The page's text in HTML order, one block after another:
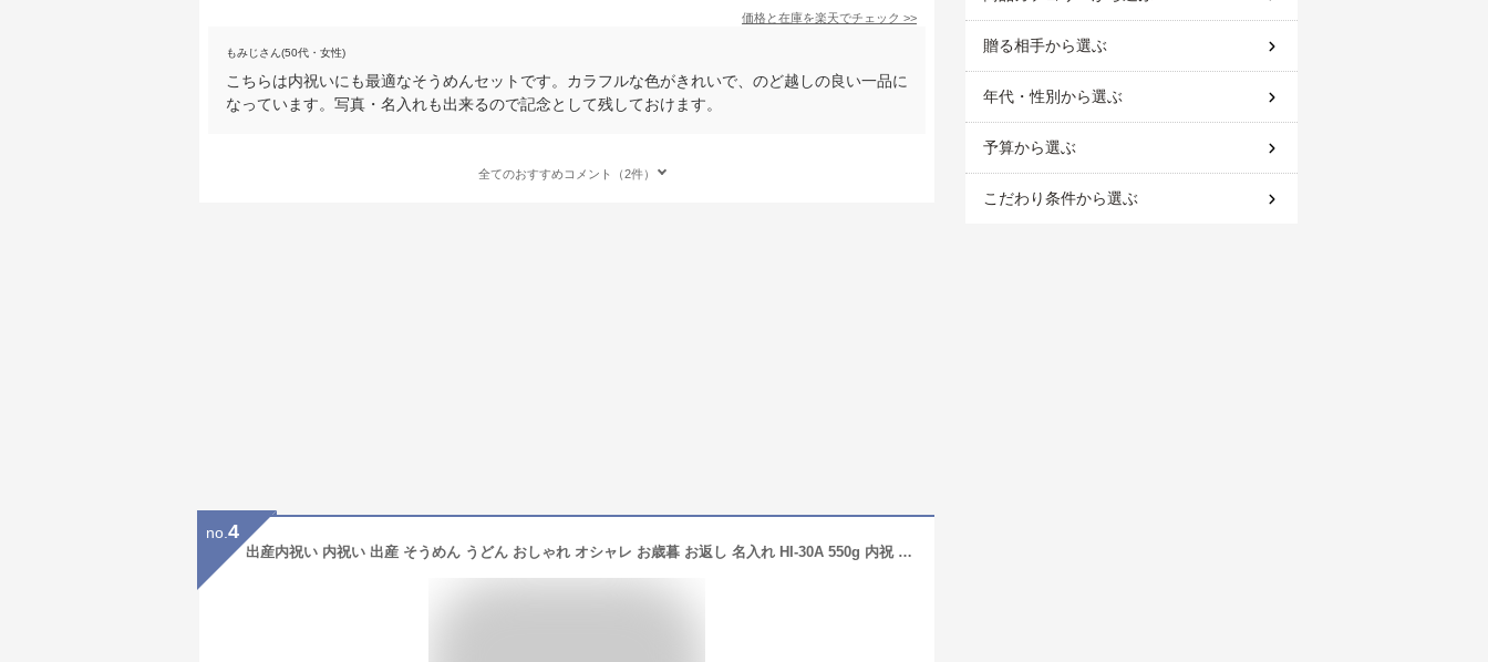
価格と在庫を楽天でチェック >>
もみじさん(50代・女性)
こちらは内祝いにも最適なそうめんセットです。カラフルな色がきれいで、のど越しの良い一品に
なっています。写真・名入れも出来るので記念として残しておけます。
全てのおすすめコメント（2件）
no. 4
出産内祝い 内祝い 出産 そうめん うどん おしゃれ オシャレ お歳暮 お返し 名入れ HI-30A 550g 内祝 紅白 ギフト 紅白麺 写真 写真付き 名前 出生体重 熨斗サービス 結婚内祝 入園内祝い 入学内祝い 木箱 双子対応
贈る相手から選ぶ
年代・性別から選ぶ
予算から選ぶ
こだわり条件から選ぶ